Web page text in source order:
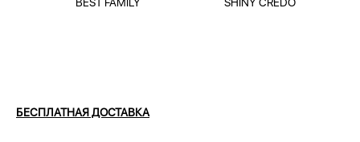
БЕСПЛАТНАЯ ДОСТАВКА